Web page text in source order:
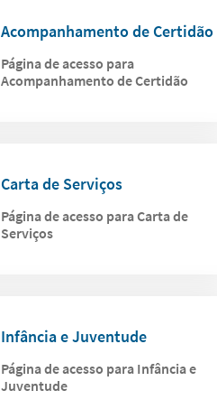
Acompanhamento de Certidão
Página de acesso para
Acompanhamento de Certidão
Carta de Serviços
Página de acesso para Carta de
Serviços
Infância e Juventude
Página de acesso para Infância e
Juventude